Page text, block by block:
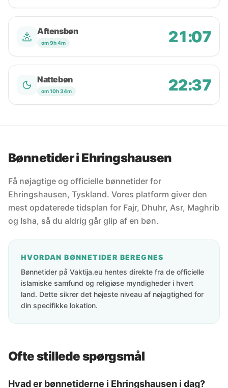
Aftensbøn
om 9h 4m 21:07
Nattebøn
om 10h 34m 22:37
Bønnetider i Ehringshausen
Få nøjagtige og officielle bønnetider for
Ehringshausen, Tyskland. Vores platform giver den
mest opdaterede tidsplan for Fajr, Dhuhr, Asr, Maghrib
og Isha, så du aldrig går glip af en bøn.
HVORDAN BØNNETIDER BEREGNES
Bønnetider på Vaktija.eu hentes direkte fra de officielle
islamiske samfund og religiøse myndigheder i hvert
land. Dette sikrer det højeste niveau af nøjagtighed for
din specifikke lokation.
Ofte stillede spørgsmål
Hvad er bønnetiderne i Ehringshausen i dag?